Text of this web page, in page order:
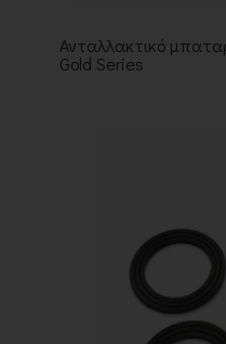
Ανταλλακτικό
Gold Series